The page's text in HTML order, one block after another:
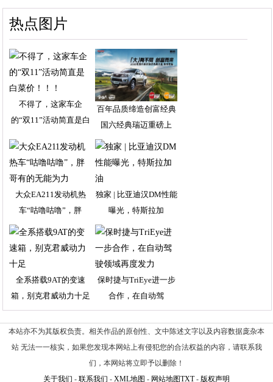
热点图片
不得了，这家车企
的“双11”活动简直是白
百年品质缔造创富经典
国六经典瑞迈重磅上
大众EA211发动机热
车“咕噜咕噜”，胖
独家 | 比亚迪汉DM性能
曝光，特斯拉加
全系搭载9AT的变速
箱，别克君威动力十足
保时捷与TriEye进一步
合作，在自动驾
本站亦不为其版权负责。相关作品的原创性、文中陈述文字以及内容数据庞杂本
站 无法一一核实，如果您发现本网站上有侵犯您的合法权益的内容，请联系我
们，本网站将立即予以删除！
关于我们 - 联系我们 - XML地图 - 网站地图TXT- 版权声明